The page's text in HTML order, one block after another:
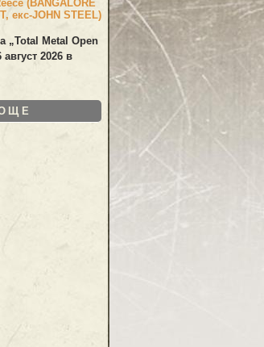
(BANGALORE
екс-JOHN STEEL)
„Total Metal Open
2026 в